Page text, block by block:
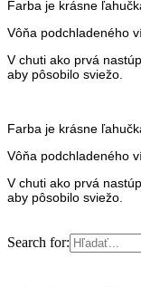
Farba je krásne
Vôňa podchladeného
V chuti ako prvá
aby pôsobilo sviežo.
Farba je krásne
Vôňa podchladeného
V chuti ako prvá
aby pôsobilo sviežo.
Search for: